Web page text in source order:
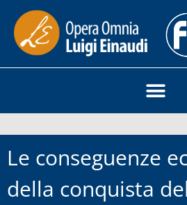
Le conseguenze
della conquista